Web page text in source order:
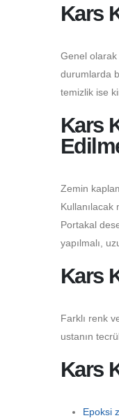
Kars
Genel olarak
durumlarda
temizlik ise
Kars
Zemin
Kullanılacak
Portakal
yapılmalı,
Kars
Farklı renk
ustanın
Kars
Epoksi